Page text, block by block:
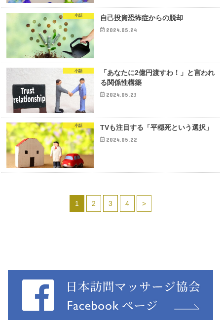
小話 自己投資恐怖症からの脱却
2024.05.24
小話
「あなたに2億円渡すわ！」と言われ
る関係性構築
2024.05.23
小話 TVも注目する「平穏死という選択」
2024.05.22
1 2 3 4 >